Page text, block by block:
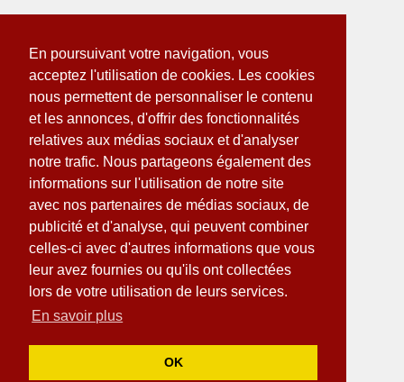
En poursuivant votre navigation, vous
acceptez l'utilisation de cookies. Les cookies
nous permettent de personnaliser le contenu
et les annonces, d'offrir des fonctionnalités
relatives aux médias sociaux et d'analyser
notre trafic. Nous partageons également des
informations sur l'utilisation de notre site
avec nos partenaires de médias sociaux, de
publicité et d'analyse, qui peuvent combiner
celles-ci avec d'autres informations que vous
leur avez fournies ou qu'ils ont collectées
lors de votre utilisation de leurs services.
En savoir plus
OK